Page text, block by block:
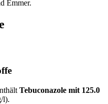
Emmer.
Tebuconazole mit 125.0
l).